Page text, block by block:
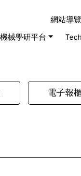
網站導覽
械學研平台
電子報